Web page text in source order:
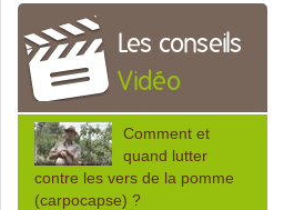
Les conseils
Vidéo
Comment et
quand lutter
contre les vers de la pomme
(carpocapse) ?